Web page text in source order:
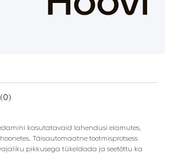
kasutatavaid lahendusi elamutes,
Täisautomaatne tootmisprotsess
pikkusega tükeldada ja seetõttu ka